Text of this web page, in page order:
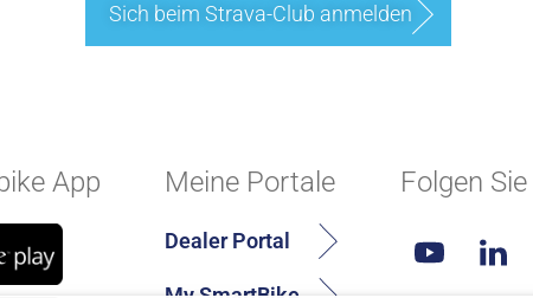
Sich beim Strava-Club anmelden
App Meine Portale
Dealer Portal
Folgen